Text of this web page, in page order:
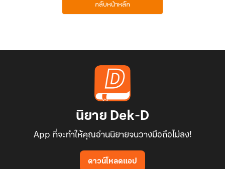
กลับหน้าหลัก
นิยาย Dek-D
App ที่จะทำให้คุณอ่านนิยายจนวางมือถือไม่ลง!
ดาวน์โหลดแอป